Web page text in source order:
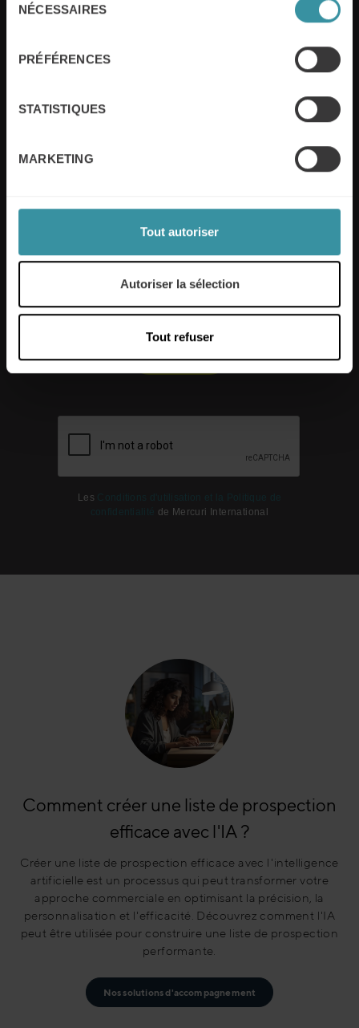
NÉCESSAIRES
PRÉFÉRENCES
STATISTIQUES
MARKETING
Tout autoriser
Autoriser la sélection
Tout refuser
Oui, je souhaite également m’abonner à la
Les
de Mercuri International
Comment créer une liste de prospection
efficace avec l'IA ?
Créer une liste de prospection efficace avec l'intelligence
artificielle est un processus qui peut transformer votre
approche commerciale en optimisant la précision, la
personnalisation et l'efficacité. Découvrez comment l'IA
peut être utilisée pour construire une liste de prospection
performante.
Nos solutions d'accompagnement